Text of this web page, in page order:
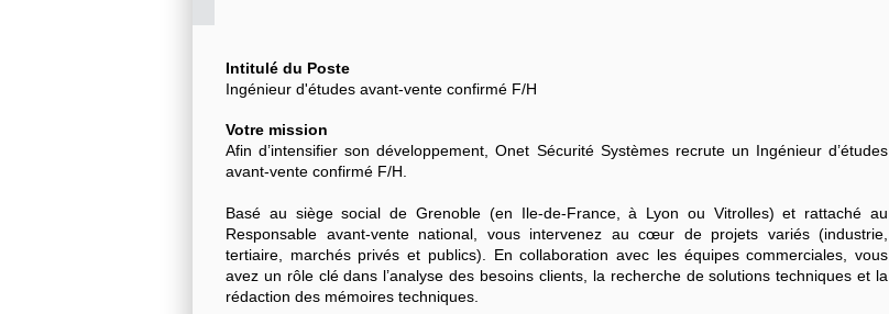
Intitulé du Poste
Ingénieur d'études avant-vente confirmé F/H
Votre mission
Afin d’intensifier son développement, Onet Sécurité Systèmes recrute un Ingénieur d’études
avant-vente confirmé F/H.
Basé au siège social de Grenoble (en Ile-de-France, à Lyon ou Vitrolles) et rattaché au
Responsable avant-vente national, vous intervenez au cœur de projets variés (industrie,
tertiaire, marchés privés et publics). En collaboration avec les équipes commerciales, vous
avez un rôle clé dans l’analyse des besoins clients, la recherche de solutions techniques et la
rédaction des mémoires techniques.